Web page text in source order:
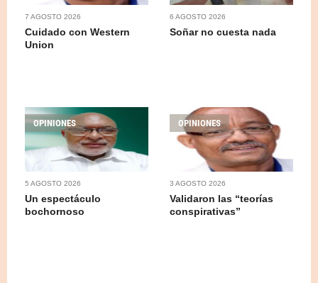
7 AGOSTO 2026
Cuidado con Western
Union
6 AGOSTO 2026
Soñar no cuesta nada
OPINIONES
5 AGOSTO 2026
Un espectáculo
bochornoso
OPINIONES
3 AGOSTO 2026
Validaron las “teorías
conspirativas”